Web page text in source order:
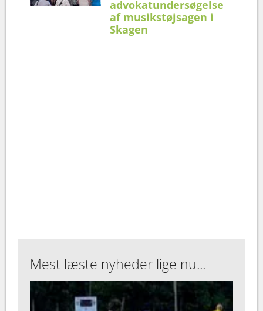
advokatundersøgelse
af musikstøjsagen i
Skagen
Mest læste nyheder lige nu...